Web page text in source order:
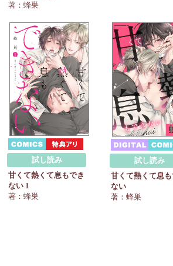
著：蜂巣
試し読み
甘くて熱くて息もでき
ない 1
著：蜂巣
試し読み
甘くて熱くて息も
ない
著：蜂巣